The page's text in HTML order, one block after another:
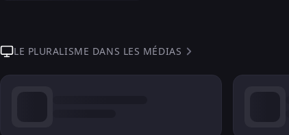
LE PLURALISME DANS LES MÉDIAS